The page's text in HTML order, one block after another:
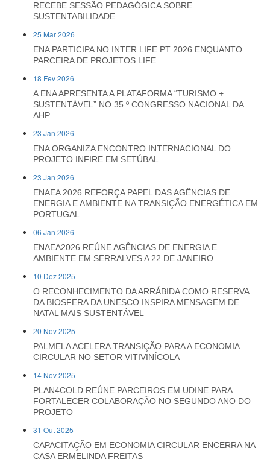
RECEBE SESSÃO PEDAGÓGICA SOBRE
SUSTENTABILIDADE
25 Mar 2026
ENA PARTICIPA NO INTER LIFE PT 2026 ENQUANTO
PARCEIRA DE PROJETOS LIFE
18 Fev 2026
A ENA APRESENTA A PLATAFORMA “TURISMO +
SUSTENTÁVEL” NO 35.º CONGRESSO NACIONAL DA
AHP
23 Jan 2026
ENA ORGANIZA ENCONTRO INTERNACIONAL DO
PROJETO INFIRE EM SETÚBAL
23 Jan 2026
ENAEA 2026 REFORÇA PAPEL DAS AGÊNCIAS DE
ENERGIA E AMBIENTE NA TRANSIÇÃO ENERGÉTICA EM
PORTUGAL
06 Jan 2026
ENAEA2026 REÚNE AGÊNCIAS DE ENERGIA E
AMBIENTE EM SERRALVES A 22 DE JANEIRO
10 Dez 2025
O RECONHECIMENTO DA ARRÁBIDA COMO RESERVA
DA BIOSFERA DA UNESCO INSPIRA MENSAGEM DE
NATAL MAIS SUSTENTÁVEL
20 Nov 2025
PALMELA ACELERA TRANSIÇÃO PARA A ECONOMIA
CIRCULAR NO SETOR VITIVINÍCOLA
14 Nov 2025
PLAN4COLD REÚNE PARCEIROS EM UDINE PARA
FORTALECER COLABORAÇÃO NO SEGUNDO ANO DO
PROJETO
31 Out 2025
CAPACITAÇÃO EM ECONOMIA CIRCULAR ENCERRA NA
CASA ERMELINDA FREITAS